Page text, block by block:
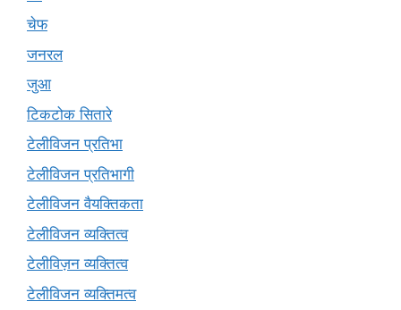
चेफ
जनरल
जुआ
टिकटोक सितारे
टेलीविजन प्रतिभा
टेलीविजन प्रतिभागी
टेलीविजन वैयक्तिकता
टेलीविजन व्यक्तित्व
टेलीविज़न व्यक्तित्व
टेलीविजन व्यक्तिमत्व